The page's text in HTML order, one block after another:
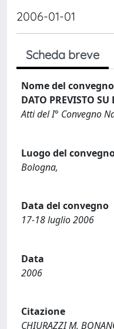
2006-01-01
Scheda breve
Nome del convegno
DATO PREVISTO
Atti del I° Convegno
Luogo del
Bologna,
Data del convegno
17-18 luglio 2006
Data
2006
Citazione
CHIURAZZI M,